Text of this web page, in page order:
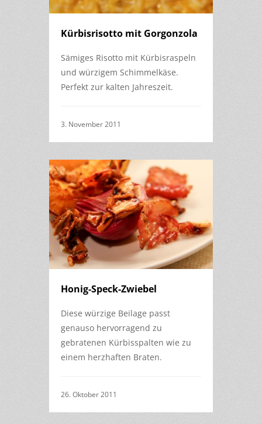
Kürbisrisotto mit Gorgonzola
Sämiges Risotto mit Kürbisraspeln
und würzigem Schimmelkäse.
Perfekt zur kalten Jahreszeit.
3. November 2011
Honig-Speck-Zwiebel
Diese würzige Beilage passt
genauso hervorragend zu
gebratenen Kürbisspalten wie zu
einem herzhaften Braten.
26. Oktober 2011